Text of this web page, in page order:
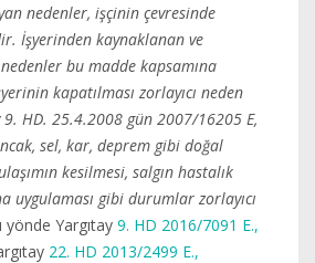
nedenler, işçinin çevresinde
İşyerinden kaynaklanan ve
nedenler bu madde kapsamına
kapatılması zorlayıcı neden
9. HD. 25.4.2008 gün 2007/16205 E,
sel, kar, deprem gibi doğal
kesilmesi, salgın hastalık
uygulaması gibi durumlar zorlayıcı
yönde Yargıtay 9. HD 2016/7091 E.,
22. HD 2013/2499 E.,